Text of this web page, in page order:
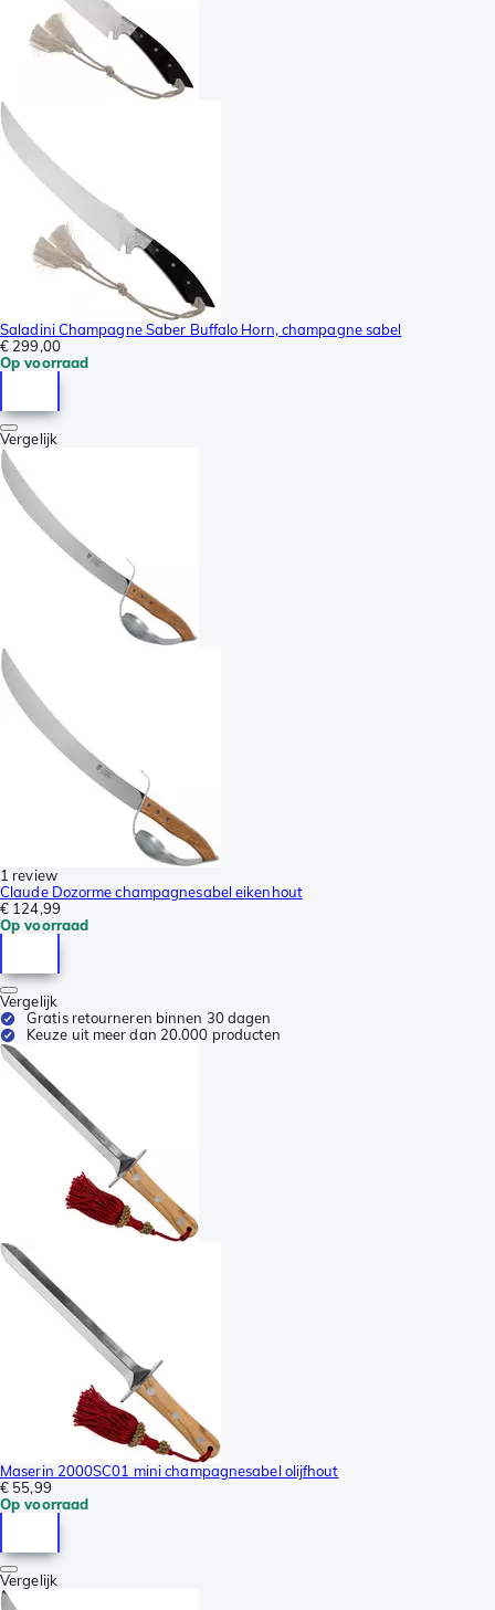
Saladini Champagne Saber Buffalo Horn, champagne sabel
€ 299,00
Op voorraad
Vergelijk
1 review
Claude Dozorme champagnesabel eikenhout
€ 124,99
Op voorraad
Vergelijk
Gratis retourneren binnen 30 dagen
Keuze uit meer dan 20.000 producten
Maserin 2000SC01 mini champagnesabel olijfhout
€ 55,99
Op voorraad
Vergelijk